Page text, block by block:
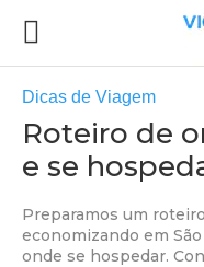
Dicas de Viagem
Roteiro de
e se
Preparamos um
economizando em
onde se hospedar.